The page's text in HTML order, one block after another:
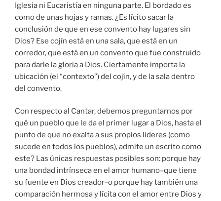
Iglesia ni Eucaristía en ninguna parte. El bordado es
como de unas hojas y ramas. ¿Es lícito sacar la
conclusión de que en ese convento hay lugares sin
Dios? Ese cojín está en una sala, que está en un
corredor, que está en un convento que fue construido
para darle la gloria a Dios. Ciertamente importa la
ubicación (el “contexto”) del cojín, y de la sala dentro
del convento.
Con respecto al Cantar, debemos preguntarnos por
qué un pueblo que le da el primer lugar a Dios, hasta el
punto de que no exalta a sus propios lideres (como
sucede en todos los pueblos), admite un escrito como
este? Las únicas respuestas posibles son: porque hay
una bondad intrínseca en el amor humano–que tiene
su fuente en Dios creador–o porque hay también una
comparación hermosa y lícita con el amor entre Dios y